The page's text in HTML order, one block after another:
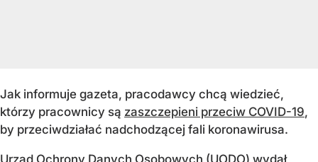
Jak informuje gazeta, pracodawcy chcą wiedzieć,
którzy pracownicy są zaszczepieni przeciw COVID-19,
by przeciwdziałać nadchodzącej fali koronawirusa.
Urząd Ochrony Danych Osobowych (UODO) wydał